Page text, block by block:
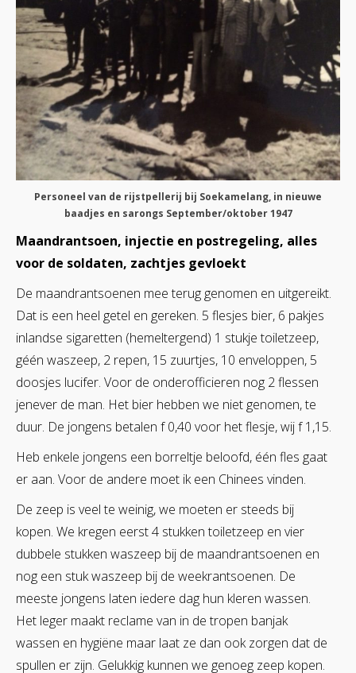
Personeel van de rijstpellerij bij Soekamelang, in nieuwe
baadjes en sarongs September/oktober 1947
Maandrantsoen, injectie en postregeling, alles
voor de soldaten, zachtjes gevloekt
De maandrantsoenen mee terug genomen en uitgereikt.
Dat is een heel getel en gereken. 5 flesjes bier, 6 pakjes
inlandse sigaretten (hemeltergend) 1 stukje toiletzeep,
géén waszeep, 2 repen, 15 zuurtjes, 10 enveloppen, 5
doosjes lucifer. Voor de onderofficieren nog 2 flessen
jenever de man. Het bier hebben we niet genomen, te
duur. De jongens betalen f 0,40 voor het flesje, wij f 1,15.
Heb enkele jongens een borreltje beloofd, één fles gaat
er aan. Voor de andere moet ik een Chinees vinden.
De zeep is veel te weinig, we moeten er steeds bij
kopen. We kregen eerst 4 stukken toiletzeep en vier
dubbele stukken waszeep bij de maandrantsoenen en
nog een stuk waszeep bij de weekrantsoenen. De
meeste jongens laten iedere dag hun kleren wassen.
Het leger maakt reclame van in de tropen banjak
wassen en hygiëne maar laat ze dan ook zorgen dat de
spullen er zijn. Gelukkig kunnen we genoeg zeep kopen.